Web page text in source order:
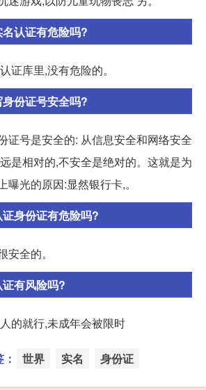
认证有危险吗?
证库里,没有危险的。
份证号安全吗?
证号是安全的: 从信息安全和网络安全
是相对的,不安全是绝对的。这就是为
光的原因:显然银行卡,。
身份证有危险吗?
全的。
有风险吗?
的就行,未成年会被限时
世界 实名 身份证